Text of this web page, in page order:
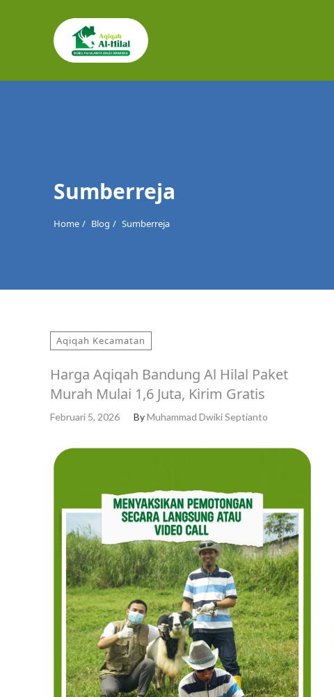
Cari
Sumberreja
Home Blog Sumberreja
Aqiqah Kecamatan
Harga Aqiqah Bandung Al Hilal Paket
Murah Mulai 1,6 Juta, Kirim Gratis
Februari 5, 2026 ByMuhammad Dwiki Septianto